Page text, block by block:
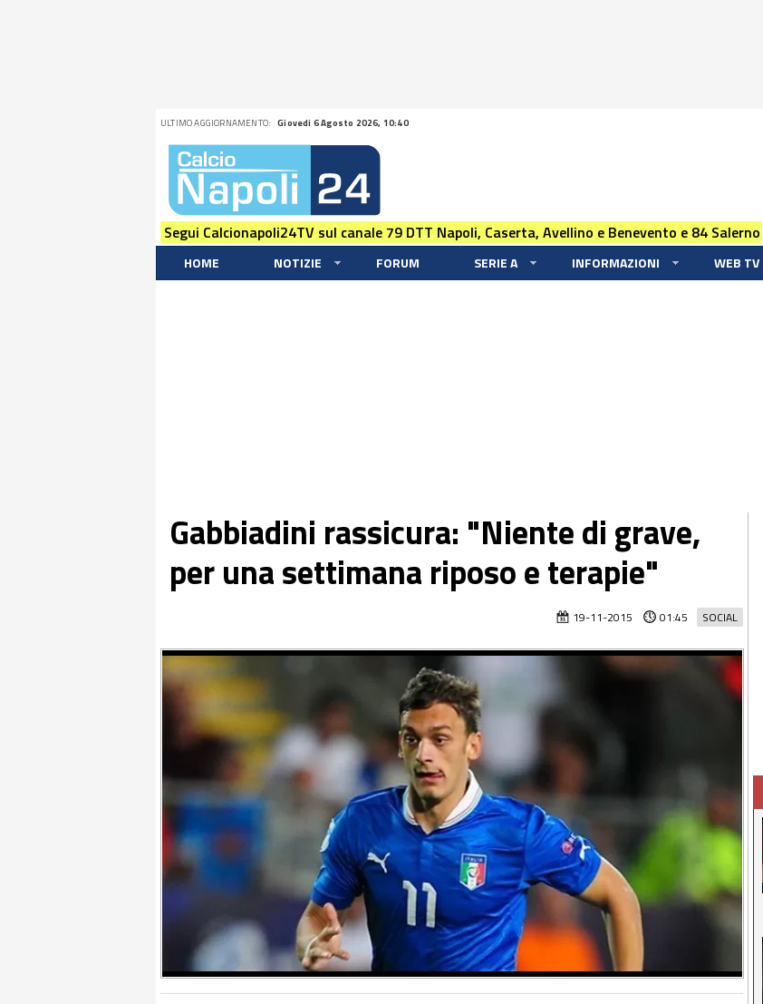
ULTIMO AGGIORNAMENTO: Giovedi 6 Agosto 2026, 10:40
Segui Calcionapoli24TV sul canale 79 DTT Napoli, Caserta, Avellino e Benevento e 84 Salerno
HOME NOTIZIE FORUM SERIE A INFORMAZIONI WEB TV
Gabbiadini rassicura: "Niente di grave,
per una settimana riposo e terapie"
SOCIAL
19-11-2015 01:45